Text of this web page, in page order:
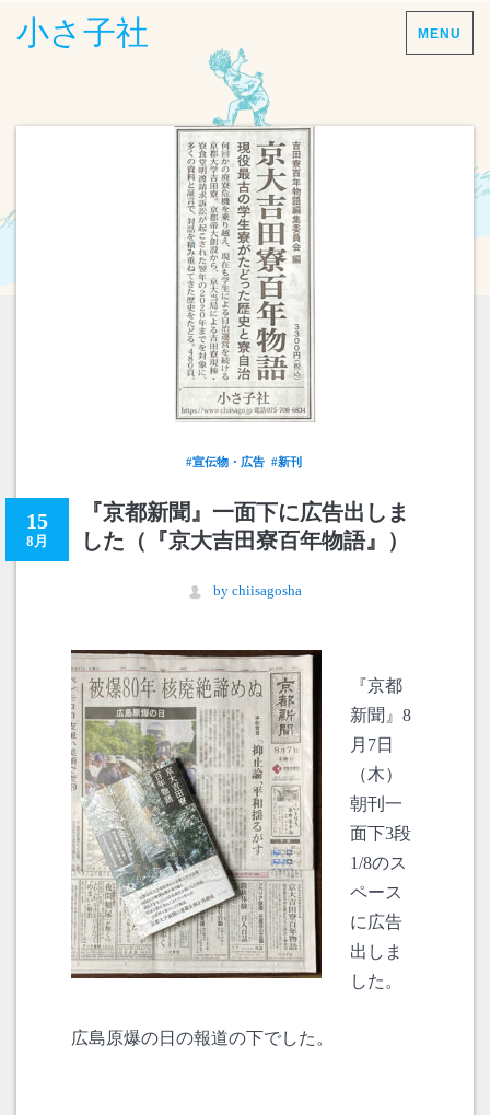
小さ子社 MENU
#宣伝物・広告 #新刊
『京都新聞』一面下に広告出しま
した（『京大吉田寮百年物語』）
15
8月
by chiisagosha
『京都
新聞』8
月7日
（木）
朝刊一
面下3段
1/8のス
ペース
に広告
出しま
した。
広島原爆の日の報道の下でした。